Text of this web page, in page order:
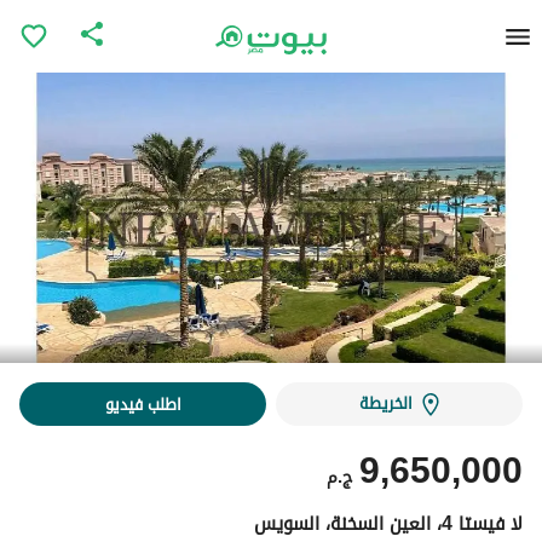
الخريطة اطلب فيديو
ج.م 9,650,000
لا فيستا 4، العين السخنة، السويس